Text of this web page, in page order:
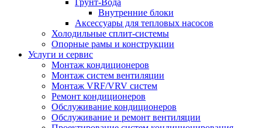
Грунт-Вода
Внутренние блоки
Аксессуары для тепловых насосов
Холодильные сплит-системы
Опорные рамы и конструкции
Услуги и сервис
Монтаж кондиционеров
Монтаж систем вентиляции
Монтаж VRF/VRV систем
Ремонт кондиционеров
Обслуживание кондиционеров
Обслуживание и ремонт вентиляции